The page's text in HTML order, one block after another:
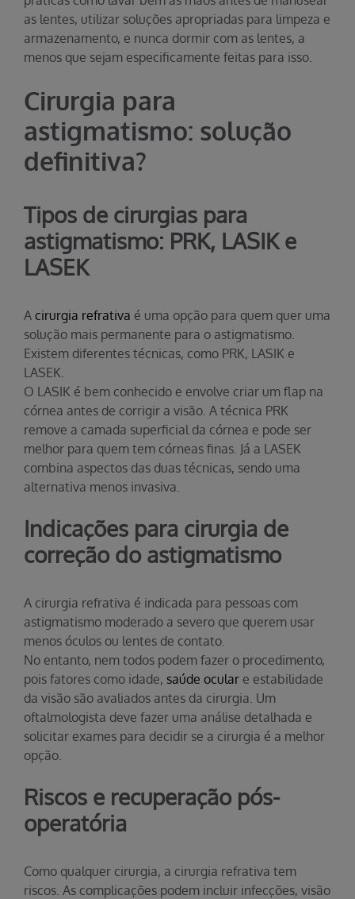
as lentes, utilizar soluções apropriadas para limpeza e
armazenamento, e nunca dormir com as lentes, a
menos que sejam especificamente feitas para isso.
Cirurgia para
astigmatismo: solução
definitiva?
Tipos de cirurgias para
astigmatismo: PRK, LASIK e
LASEK
A cirurgia refrativa é uma opção para quem quer uma
solução mais permanente para o astigmatismo.
Existem diferentes técnicas, como PRK, LASIK e
LASEK.
O LASIK é bem conhecido e envolve criar um flap na
córnea antes de corrigir a visão. A técnica PRK
remove a camada superficial da córnea e pode ser
melhor para quem tem córneas finas. Já a LASEK
combina aspectos das duas técnicas, sendo uma
alternativa menos invasiva.
Indicações para cirurgia de
correção do astigmatismo
A cirurgia refrativa é indicada para pessoas com
astigmatismo moderado a severo que querem usar
menos óculos ou lentes de contato.
No entanto, nem todos podem fazer o procedimento,
pois fatores como idade, saúde ocular e estabilidade
da visão são avaliados antes da cirurgia. Um
oftalmologista deve fazer uma análise detalhada e
solicitar exames para decidir se a cirurgia é a melhor
opção.
Riscos e recuperação pós-
operatória
Como qualquer cirurgia, a cirurgia refrativa tem
riscos. As complicações podem incluir infecções, visão